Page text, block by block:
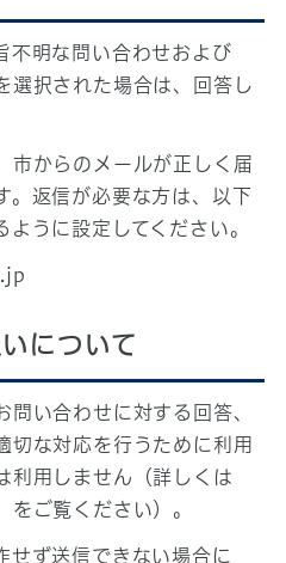
不明な問い合わせおよび
選択された場合は、回答し
市からのメールが正しく届
。返信が必要な方は、以下
うに設定してください。
について
問い合わせに対する回答、
切な対応を行うために利用
利用しません（詳しくは
をご覧ください）。
せず送信できない場合に